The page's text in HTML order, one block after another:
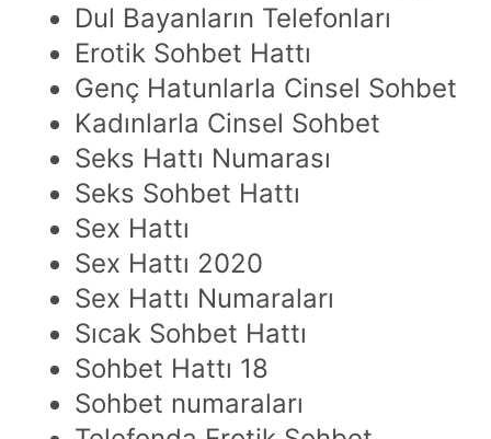
Dul Bayanların Telefonları
Erotik Sohbet Hattı
Genç Hatunlarla Cinsel Sohbet
Kadınlarla Cinsel Sohbet
Seks Hattı Numarası
Seks Sohbet Hattı
Sex Hattı
Sex Hattı 2020
Sex Hattı Numaraları
Sıcak Sohbet Hattı
Sohbet Hattı 18
Sohbet numaraları